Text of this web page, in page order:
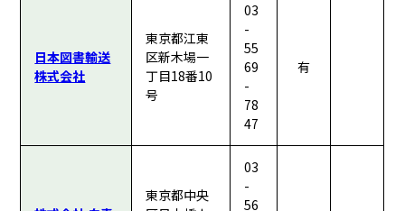
日本図書輸送
株式会社
東京都江東
区新木場一
丁目18番10
号
03
-
55
69
-
78
47
有
東京都中央
03
-
56